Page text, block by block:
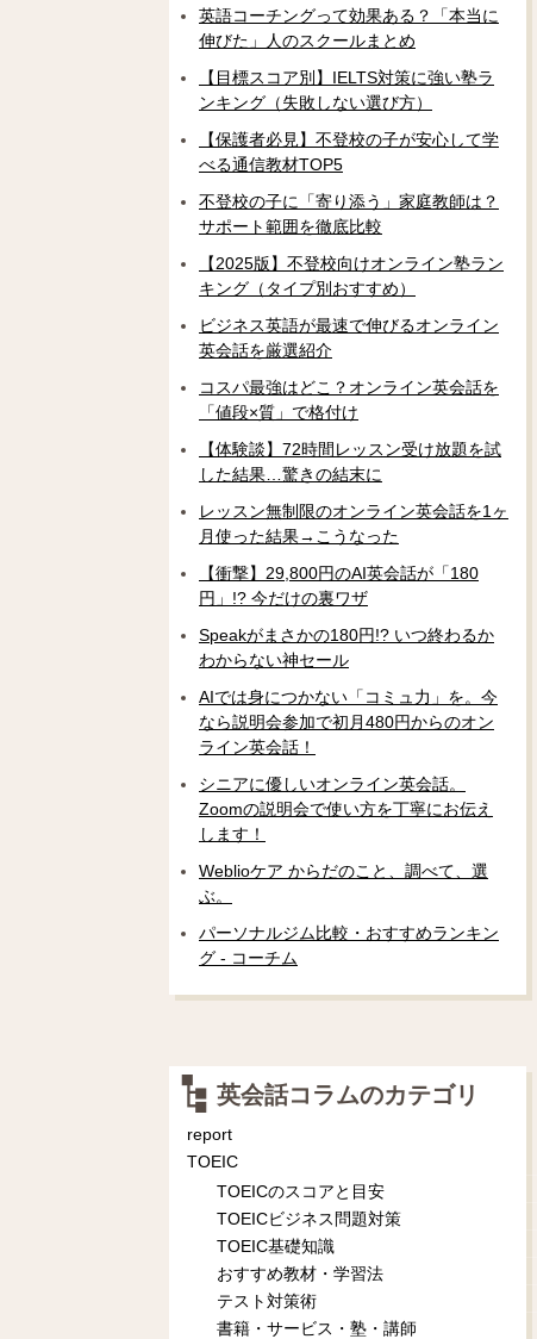
英語コーチングって効果ある？「本当に
伸びた」人のスクールまとめ
【目標スコア別】IELTS対策に強い塾ラ
ンキング（失敗しない選び方）
【保護者必見】不登校の子が安心して学
べる通信教材TOP5
不登校の子に「寄り添う」家庭教師は？
サポート範囲を徹底比較
【2025版】不登校向けオンライン塾ラン
キング（タイプ別おすすめ）
ビジネス英語が最速で伸びるオンライン
英会話を厳選紹介
コスパ最強はどこ？オンライン英会話を
「値段×質」で格付け
【体験談】72時間レッスン受け放題を試
した結果…驚きの結末に
レッスン無制限のオンライン英会話を1ヶ
月使った結果→こうなった
【衝撃】29,800円のAI英会話が「180
円」!? 今だけの裏ワザ
Speakがまさかの180円!? いつ終わるか
わからない神セール
AIでは身につかない「コミュ力」を。今
なら説明会参加で初月480円からのオン
ライン英会話！
シニアに優しいオンライン英会話。
Zoomの説明会で使い方を丁寧にお伝え
します！
Weblioケア からだのこと、調べて、選
ぶ。
パーソナルジム比較・おすすめランキン
グ - コーチム
英会話コラムのカテゴリ
report
TOEIC
TOEICのスコアと目安
TOEICビジネス問題対策
TOEIC基礎知識
おすすめ教材・学習法
テスト対策術
書籍・サービス・塾・講師